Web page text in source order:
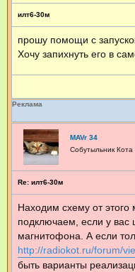
илт6-30м
прошу помощи с
Хочу запихнуть его в
Реклама
MAVr 34
Собутыльник Кота
Re: илт6-30м
Находим схему от этого
подключаем, если у вас
магнитофона. А если
http://radiokot.ru/forum/
быть варианты